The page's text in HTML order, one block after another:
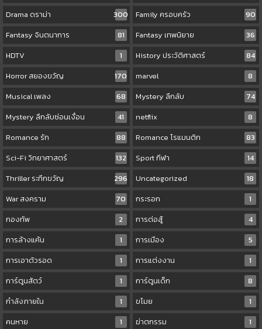
Drama ดราม่า
300 Family ครอบครัว
90
Fantasy จินตนาการ
81 Fantasy เทพนิยาย
36
HDTV
1 History ประวัติศาสตร์
84
Horror สยองขวัญ
170 marvel
8
Musical เพลง
68 Mystery ลึกลับ
74
Mystery ลึกลับซ่อนเงื่อน
41 netflix
8
Romance รัก
88 Romance โรแมนติก
83
Sci-Fi วิทยาศาสตร์
132 Sport กีฬา
14
Thriller ระทึกขวัญ
296 Uncategorized
18
War สงคราม
70 กระรอก
1
กองทัพ
2 การต่อสู้
4
การล้างแค้น
1 การเมือง
5
การเอาตัวรอด
1 การแต่งงาน
1
การ์ตูนสัตว์
1 การ์ตูนเด็ก
8
กำลังภายใน
1 ขโมย
1
คนหาย
1 ฆ่าตกรรม
1